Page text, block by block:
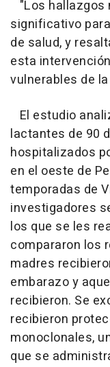
"Los hallazgos
significativo
de salud, y
esta
vulnerables de
El estudio
lactantes de 90
hospitalizados
en el oeste de
temporadas de
investigadores
los que se les
compararon los
madres
embarazo y
recibieron. Se
recibieron
monoclonales,
que se